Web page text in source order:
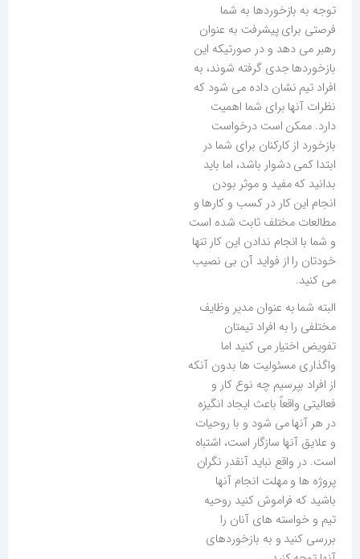
توجه به بازخوردها به شما
فرصتی برای پیشرفت به عنوان
رهبر می دهد و در صورتیکه این
بازخوردها جدی گرفته شوند، به
افراد تیم نشان داده می شود که
نظرات آنها برای شما اهمیت
دارد. ممکن است درخواست
بازخورد از کارکنان برای شما در
ابتدا کمی دشوار باشد، اما باید
بدانید که مفید و موثر بودن
انجام این کار در کسب و کارها و
مطالعات مختلف ثابت شده است
و شما با انجام ندادن این کار تنها
خودتان را از فواید آن بی نصیب
می کنید.
البته شما به عنوان مدیر وظایف
مختلفی را به افراد تیمتان
تفویض اختیار می کنید اما
واگذاری مسئولیت ها بدون آنكه
از افراد بپرسیم چه نوع كار و
فعالیتی واقعاً باعث ایجاد انگیزه
در هر آنها می شود و با روحیات
و علایق آنها سازگار است، اشتباه
است. در واقع نباید آنقدر نگران
پروژه ها و مهلت انجام آنها
باشید که فراموش کنید روحیه
تیم و خواسته های آنان را
بررسی کنید و به بازخوردهای